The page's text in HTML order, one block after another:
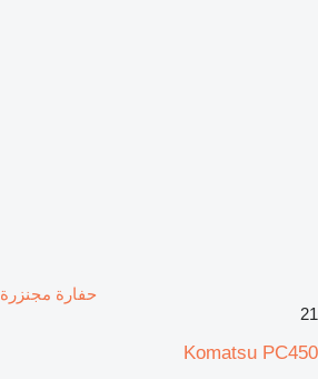
حفارة مجنزرة Komatsu PC450
21
Komatsu PC450